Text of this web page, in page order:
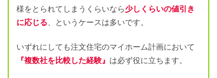
様をとられてしまうくらいなら少しくらいの値引き
に応じる 、というケースは多いです。
いずれにしても注文住宅のマイホーム計画において
『複数社を比較した経験』 は必ず役に立ちます。